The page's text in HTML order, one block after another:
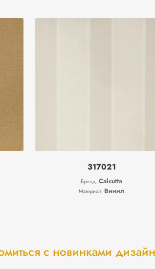
317021
Бренд:Calcutta
Материал: Винил
с новинками